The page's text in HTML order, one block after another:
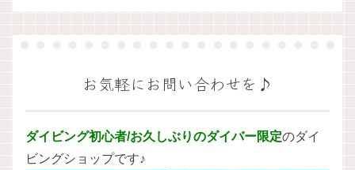
お気軽にお問い合わせを♪
ダイビング初心者/お久しぶりのダイバー限定のダイ
ビングショップです♪